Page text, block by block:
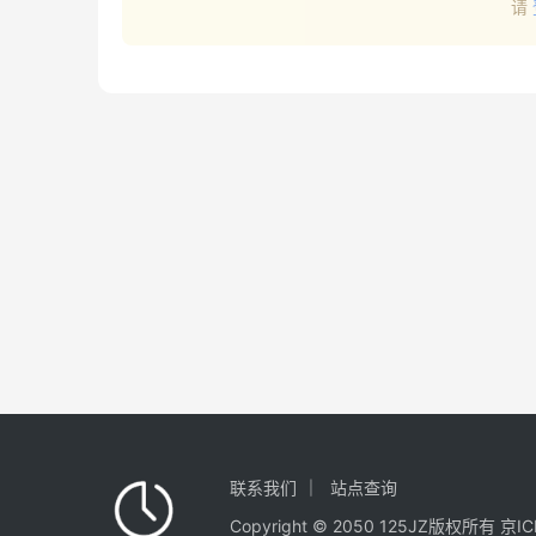
请
联系我们
站点查询
Copyright © 2050 125JZ版权所有 京